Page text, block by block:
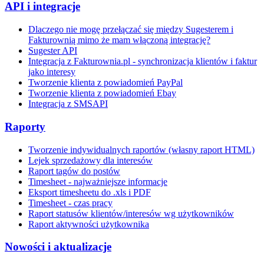
API i integracje
Dlaczego nie mogę przełączać się między Sugesterem i
Fakturownią mimo że mam włączoną integrację?
Sugester API
Integracja z Fakturownia.pl - synchronizacja klientów i faktur
jako interesy
Tworzenie klienta z powiadomień PayPal
Tworzenie klienta z powiadomień Ebay
Integracja z SMSAPI
Raporty
Tworzenie indywidualnych raportów (własny raport HTML)
Lejek sprzedażowy dla interesów
Raport tagów do postów
Timesheet - najważniejsze informacje
Eksport timesheetu do .xls i PDF
Timesheet - czas pracy
Raport statusów klientów/interesów wg użytkowników
Raport aktywności użytkownika
Nowości i aktualizacje